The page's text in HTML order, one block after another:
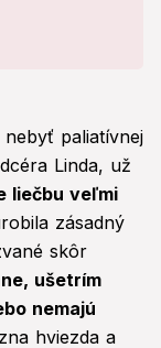
paliatívnej
Linda, už
liečbu veľmi
zásadný
skôr
ušetrím
nemajú
hviezda a